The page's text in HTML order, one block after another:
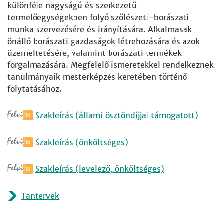
különféle nagyságú és szerkezetű
termelőegységekben folyó szőlészeti-borászati
munka szervezésére és irányítására. Alkalmasak
önálló borászati gazdaságok létrehozására és azok
üzemeltetésére, valamint borászati termékek
forgalmazására. Megfelelő ismeretekkel rendelkeznek
tanulmányaik mesterképzés keretében történő
folytatásához.
Szakleírás (állami ösztöndíjjal támogatott)
Szakleírás (önköltséges)
Szakleírás (levelező, önköltséges)
Tantervek